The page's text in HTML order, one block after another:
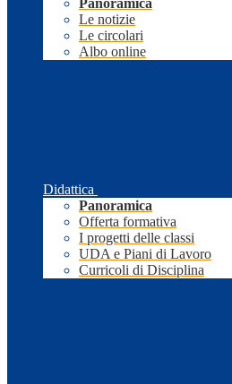
Panoramica
Le notizie
Le circolari
Albo online
Didattica
Panoramica
Offerta formativa
I progetti delle classi
UDA e Piani di Lavoro
Curricoli di Disciplina